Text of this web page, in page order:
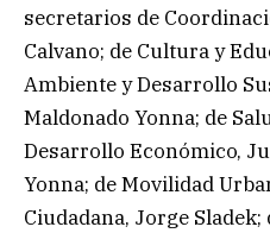
secretarios de
Calvano; de Cultura y
Ambiente y Desarrollo
Maldonado Yonna; de
Desarrollo Económico,
Yonna; de Movilidad
Ciudadana, Jorge